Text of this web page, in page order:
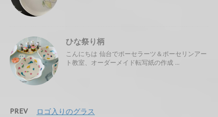
ひな祭り柄
こんにちは 仙台でポーセラーツ＆ポーセリンアー
ト教室、オーダーメイド転写紙の作成 ...
PREV ロゴ入りのグラス